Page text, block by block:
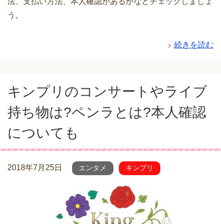
う。
続きを読む
キンプリのコンサートやライブ
持ち物は?ペンラとは?本人確認
についても
2018年7月25日 エンタメ キンプリ